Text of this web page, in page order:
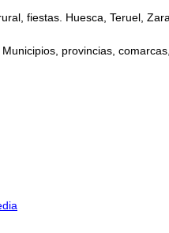
fiestas. Huesca, Teruel,
provincias,